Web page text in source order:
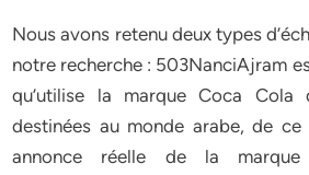
Nous avons retenu deux types
notre recherche : 503NanciAjram
qu’utilise la marque Coca Cola
destinées au monde arabe, de
annonce réelle de la